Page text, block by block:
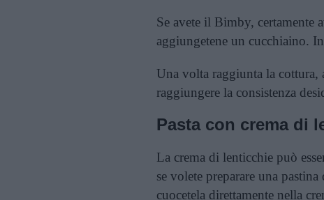
Se avete il Bimby, certamente
aggiungetene un cucchiaino.
Una volta raggiunta la
raggiungere la consistenza
Pasta con crema di
La crema di lenticchie può
se volete preparare una
cuocetela direttamente nella